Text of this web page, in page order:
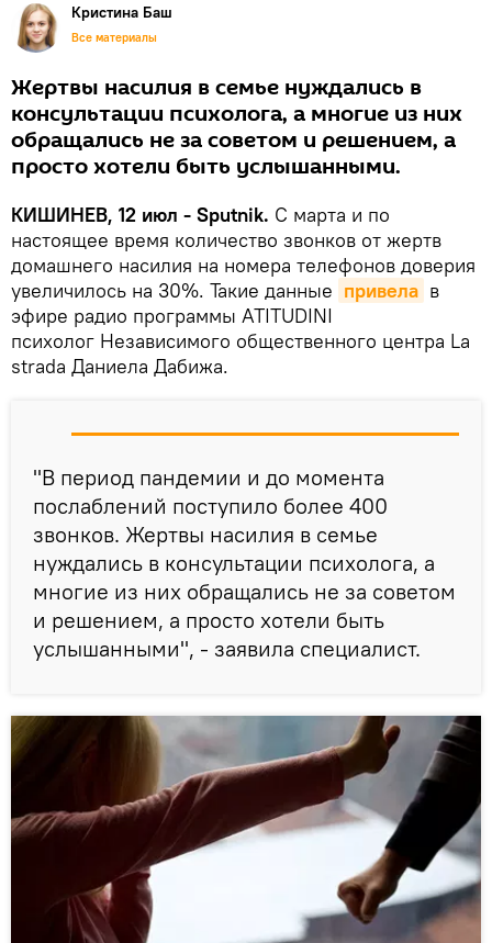
Кристина Баш
Все материалы
Жертвы насилия в семье нуждались в
консультации психолога, а многие из них
обращались не за советом и решением, а
просто хотели быть услышанными.
КИШИНЕВ, 12 июл - Sputnik. С марта и по
настоящее время количество звонков от жертв
домашнего насилия на номера телефонов доверия
увеличилось на 30%. Такие данные привела в
эфире радио программы ATITUDINI
психолог Независимого общественного центра La
strada Даниела Дабижа.
"В период пандемии и до момента
послаблений поступило более 400
звонков. Жертвы насилия в семье
нуждались в консультации психолога, а
многие из них обращались не за советом
и решением, а просто хотели быть
услышанными", - заявила специалист.